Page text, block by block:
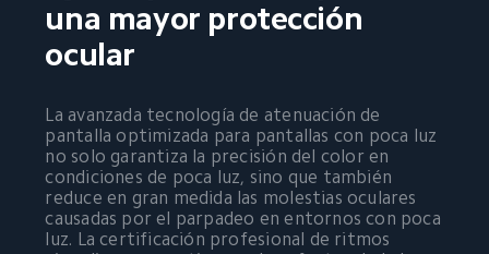
una mayor protección
ocular
La avanzada tecnología de atenuación de
pantalla optimizada para pantallas con poca luz
no solo garantiza la precisión del color en
condiciones de poca luz, sino que también
reduce en gran medida las molestias oculares
causadas por el parpadeo en entornos con poca
luz. La certificación profesional de ritmos